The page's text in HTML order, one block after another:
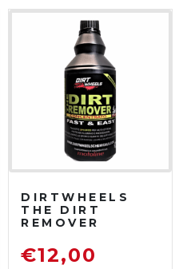
DIRTWHEELS
THE DIRT
REMOVER
750 ML
SGRASSATORE
€12,00